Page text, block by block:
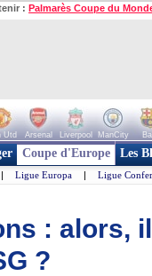
: Palmarès Coupe du
Utd Arsenal Liverpool ManCity
Coupe d'Europe Les
| Ligue Europa | Ligue
: alors,
?